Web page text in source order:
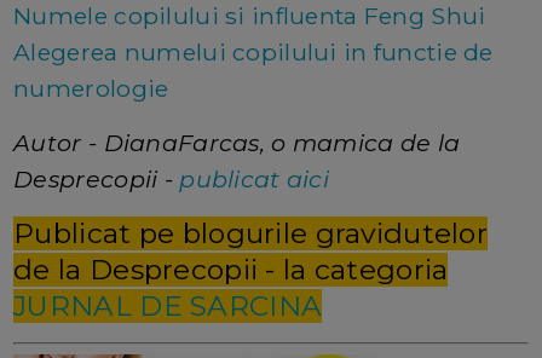
Numele copilului si influenta Feng Shui
Alegerea numelui copilului in functie de
numerologie
Autor - DianaFarcas, o mamica de la
Desprecopii - publicat aici
Publicat pe blogurile gravidutelor
de la Desprecopii - la categoria
JURNAL DE SARCINA